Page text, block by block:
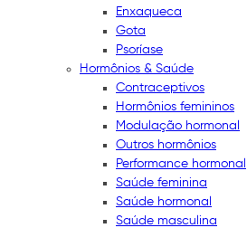
Enxaqueca
Gota
Psoríase
Hormônios & Saúde
Contraceptivos
Hormônios femininos
Modulação hormonal
Outros hormônios
Performance hormonal
Saúde feminina
Saúde hormonal
Saúde masculina